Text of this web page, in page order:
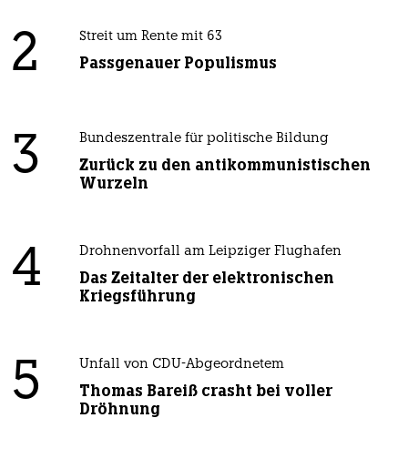
2 Streit um Rente mit 63
Passgenauer Populismus
3 Bundeszentrale für politische Bildung
Zurück zu den antikommunistischen
Wurzeln
4 Drohnenvorfall am Leipziger Flughafen
Das Zeitalter der elektronischen
Kriegsführung
5 Unfall von CDU-Abgeordnetem
Thomas Bareiß crasht bei voller
Dröhnung